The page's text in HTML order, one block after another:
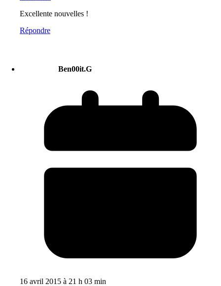
Excellente nouvelles !
Répondre
Ben00it.G
16 avril 2015 à 21 h 03 min